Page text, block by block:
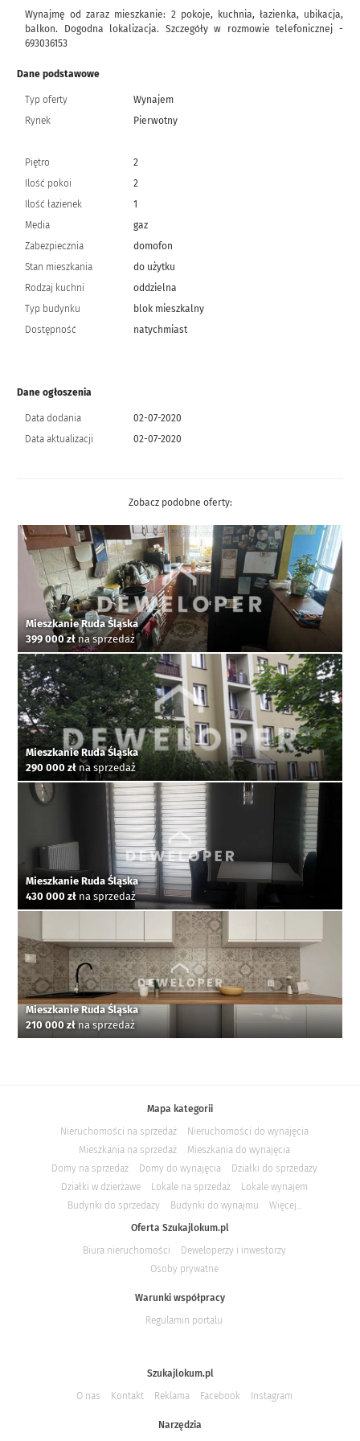
Wynajmę od zaraz mieszkanie: 2 pokoje, kuchnia, łazienka, ubikacja,
balkon. Dogodna lokalizacja. Szczegóły w rozmowie telefonicznej -
693036153
Dane podstawowe
Typ oferty
Wynajem
Rynek
Pierwotny
Piętro
2
Ilość pokoi
2
Ilość łazienek
1
Media
gaz
Zabezpiecznia
domofon
Stan mieszkania
do użytku
Rodzaj kuchni
oddzielna
Typ budynku
blok mieszkalny
Dostępność
natychmiast
Dane ogłoszenia
Data dodania
02-07-2020
Data aktualizacji
02-07-2020
Zobacz podobne oferty:
Mieszkanie Ruda Śląska
399 000 złna sprzedaż
Mieszkanie Ruda Śląska
290 000 zł na sprzedaż
Mieszkanie Ruda Śląska
430 000 zł na sprzedaż
Mieszkanie Ruda Śląska
210 000 złna sprzedaż
Mapa kategorii
Nieruchomości na sprzedaż
Nieruchomości do wynajęcia
Mieszkania na sprzedaż
Mieszkania do wynajęcia
Domy na sprzedaż
Domy do wynajęcia
Działki do sprzedaży
Działki w dzierżawe
Lokale na sprzedaż
Lokale wynajem
Budynki do sprzedaży
Budynki do wynajmu
Więcej...
Oferta Szukajlokum.pl
Biura nieruchomości
Deweloperzy i inwestorzy
Osoby prywatne
Warunki współpracy
Regulamin portalu
Szukajlokum.pl
O nas
Kontakt Reklama Facebook Instagram
Narzędzia